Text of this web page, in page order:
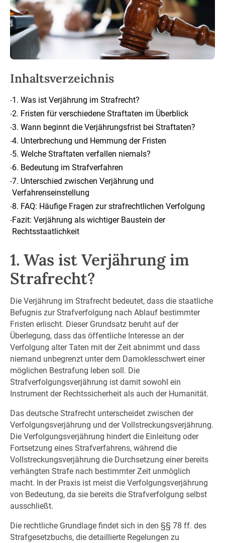
Inhaltsverzeichnis
-1. Was ist Verjährung im Strafrecht?
-2. Fristen für verschiedene Straftaten im Überblick
-3. Wann beginnt die Verjährungsfrist bei Straftaten?
-4. Unterbrechung und Hemmung der Fristen
-5. Welche Straftaten verfallen niemals?
-6. Bedeutung im Strafverfahren
-7. Unterschied zwischen Verjährung und
Verfahrenseinstellung
-8. FAQ: Häufige Fragen zur strafrechtlichen Verfolgung
-Fazit: Verjährung als wichtiger Baustein der
Rechtsstaatlichkeit
1. Was ist Verjährung im
Strafrecht?
Die Verjährung im Strafrecht bedeutet, dass die staatliche
Befugnis zur Strafverfolgung nach Ablauf bestimmter
Fristen erlischt. Dieser Grundsatz beruht auf der
Überlegung, dass das öffentliche Interesse an der
Verfolgung alter Taten mit der Zeit abnimmt und dass
niemand unbegrenzt unter dem Damoklesschwert einer
möglichen Bestrafung leben soll. Die
Strafverfolgungsverjährung ist damit sowohl ein
Instrument der Rechtssicherheit als auch der Humanität.
Das deutsche Strafrecht unterscheidet zwischen der
Verfolgungsverjährung und der Vollstreckungsverjährung.
Die Verfolgungsverjährung hindert die Einleitung oder
Fortsetzung eines Strafverfahrens, während die
Vollstreckungsverjährung die Durchsetzung einer bereits
verhängten Strafe nach bestimmter Zeit unmöglich
macht. In der Praxis ist meist die Verfolgungsverjährung
von Bedeutung, da sie bereits die Strafverfolgung selbst
ausschließt.
Die rechtliche Grundlage findet sich in den §§ 78 ff. des
Strafgesetzbuchs, die detaillierte Regelungen zu